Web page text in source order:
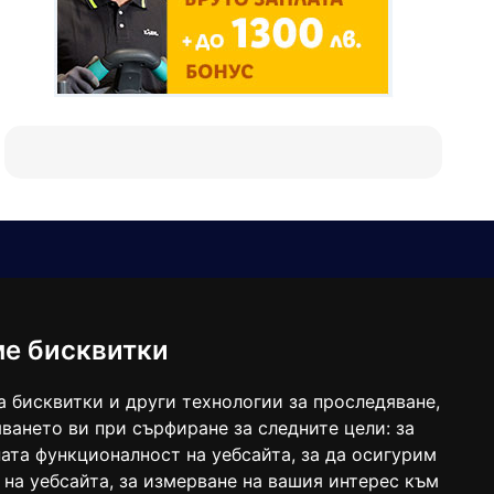
бисквитки
бисквитки и други технологии за проследяване,
ви при сърфиране за следните цели: за
функционалност на уебсайта, за да осигурим
уебсайта, за измерване на вашия интерес към
balgarkanews@gmail.com